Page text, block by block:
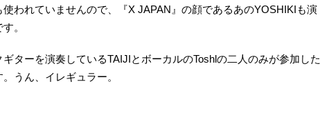
われていませんので、『X JAPAN』の顔であるあのYOSHIKIも演
。
ターを演奏しているTAIJIとボーカルのToshlの二人のみが参加した
うん、イレギュラー。